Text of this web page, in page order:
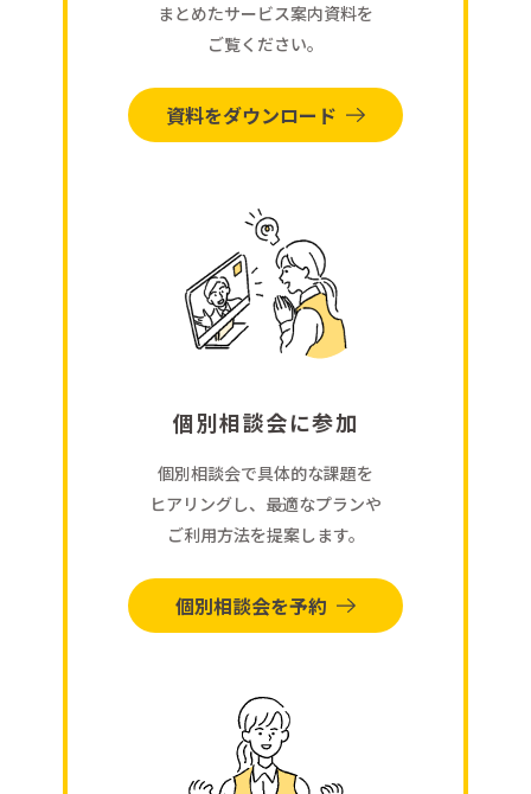
まとめたサービス案内資料を
ご覧ください。
資料をダウンロード
個別相談会に参加
個別相談会で具体的な課題を
ヒアリングし、最適なプランや
ご利用方法を提案します。
個別相談会を予約